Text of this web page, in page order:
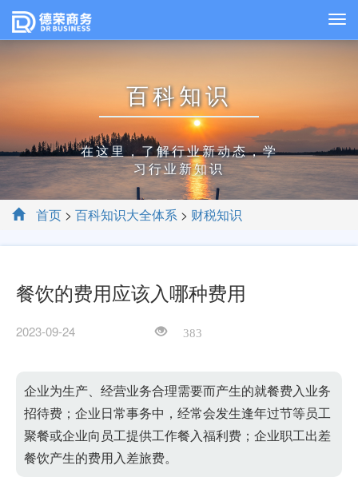
百科知识
在这里，了解行业新动态，学
习行业新知识
首页 > 百科知识大全体系 > 财税知识
餐饮的费用应该入哪种费用
2023-09-24 383
企业为生产、经营业务合理需要而产生的就餐费入业务
招待费；企业日常事务中，经常会发生逢年过节等员工
聚餐或企业向员工提供工作餐入福利费；企业职工出差
餐饮产生的费用入差旅费。